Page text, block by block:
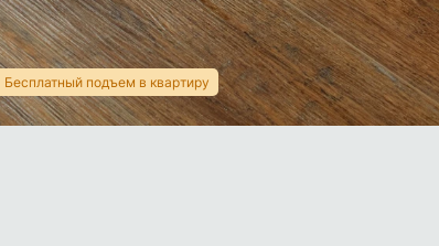
Бесплатный подъем в квартиру